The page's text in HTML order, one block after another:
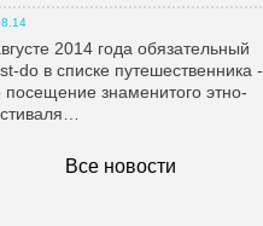
2014 года обязательный
do в списке путешественника -
посещение знаменитого этно-
Все новости